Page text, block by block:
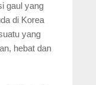
gaul yang
di Korea
yang
hebat dan